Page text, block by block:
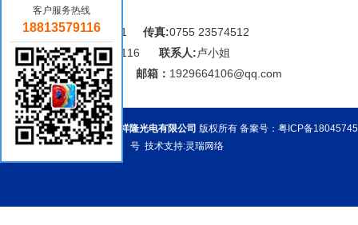
金大楼6层、2层西侧
电话:0755 23574511传真:0755 23574512
销售热线:18813579116 联系人:卢小姐
QQ：1929664106 邮箱： 1929664106@qq.com
Copyright @ 2018深圳市俊祥隆光电有限公司 版权所有 备案号： 粤ICP备18045745
号技术支持:灵瑞网络
客户服务热线
18813579116